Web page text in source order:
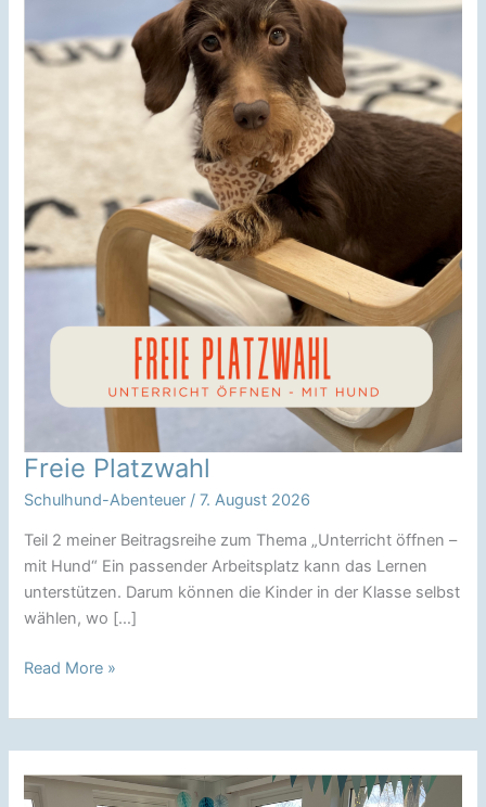
Freie Platzwahl
Schulhund-Abenteuer /7. August 2026
Teil 2 meiner Beitragsreihe zum Thema „Unterricht öffnen –
mit Hund“ Ein passender Arbeitsplatz kann das Lernen
unterstützen. Darum können die Kinder in der Klasse selbst
wählen, wo […]
Freie
Read More »